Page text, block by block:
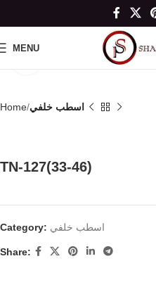
MENU
Click to enlarge
Home اسطب خلفي
TN-127(33-46)
Category: اسطب خلفي
Share: